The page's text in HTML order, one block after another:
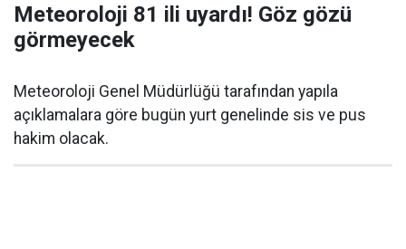
Meteoroloji 81 ili uyardı! Göz gözü
görmeyecek
Meteoroloji Genel Müdürlüğü tarafından yapıla
açıklamalara göre bugün yurt genelinde sis ve pus
hakim olacak.